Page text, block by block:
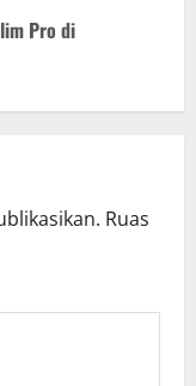
Pro di
Ruas